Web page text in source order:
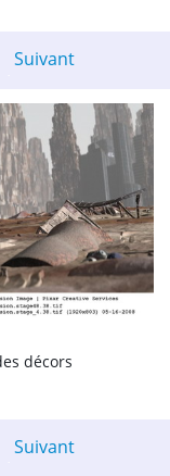
Suivant
décors
Suivant